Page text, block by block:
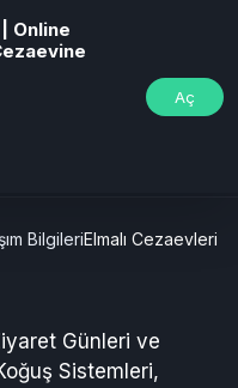
Online
Aç
BilgileriElmalı Cezaevleri
Günleri ve
Sistemleri,